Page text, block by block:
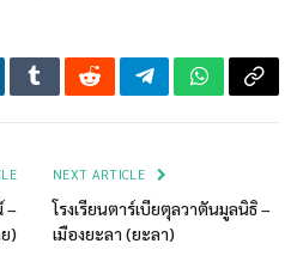
TumblrRedditTelegramWhatsApp
Copy
–
)
NEXT ARTICLE
โรงเรียนตาร์เบียตุลวาตันมูลนิธิ –
เมืองยะลา (ยะลา)